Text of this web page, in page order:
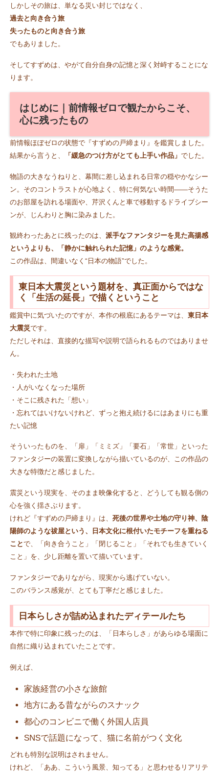
しかしその旅は、単なる災い封じではなく、
過去と向き合う旅
失ったものと向き合う旅
でもありました。
そしてすずめは、やがて自分自身の記憶と深く対峙することにな
ります。
はじめに｜前情報ゼロで観たからこそ、
心に残ったもの
前情報ほぼゼロの状態で『すずめの戸締まり』を鑑賞しました。
結果から言うと、
「緩急のつけ方がとても上手い作品」 でした。
物語の大きなうねりと、幕間に差し込まれる日常の穏やかなシー
ン。そのコントラストが心地よく、特に何気ない時間――そうた
のお部屋を訪れる場面や、芹沢くんと車で移動するドライブシー
ンが、じんわりと胸に染みました。
観終わったあとに残ったのは、 派手なファンタジーを見た高揚感
というよりも、「静かに触れられた記憶」のような感覚。
この作品は、間違いなく“日本の物語”でした。
東日本大震災という題材を、真正面からではな
く「生活の延長」で描くということ
鑑賞中に気づいたのですが、本作の根底にあるテーマは、 東日本
大震災です。
ただしそれは、直接的な描写や説明で語られるものではありませ
ん。
・失われた土地
・人がいなくなった場所
・そこに残された「想い」
・忘れてはいけないけれど、ずっと抱え続けるにはあまりにも重
たい記憶
そういったものを、「扉」「ミミズ」「要石」「常世」といった
ファンタジーの装置に変換しながら描いているのが、この作品の
大きな特徴だと感じました。
震災という現実を、そのまま映像化すると、どうしても観る側の
心を強く揺さぶります。
けれど『すずめの戸締まり』は、 死後の世界や土地の守り神、陰
陽師のような祓屋という、日本文化に根付いたモチーフを重ねる
ことで、「向き合うこと」「閉じること」「それでも生きていく
こと」を、少し距離を置いて描いています。
ファンタジーでありながら、現実から逃げていない。
このバランス感覚が、とても丁寧だと感じました。
日本らしさが詰め込まれたディテールたち
本作で特に印象に残ったのは、「日本らしさ」があらゆる場面に
自然に織り込まれていたことです。
例えば、
家族経営の小さな旅館
地方にある昔ながらのスナック
都心のコンビニで働く外国人店員
SNSで話題になって、猫に名前がつく文化
どれも特別な説明はされません。
けれど、「ああ、こういう風景、知ってる」と思わせるリアリテ